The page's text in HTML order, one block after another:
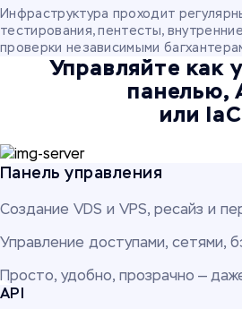
Инфраструктура проходит
тестирования, пентесты,
проверки независимыми
Управляйте как
панелью,
или IaC
Панель управления
Создание VDS и VPS, ресайз и
Управление доступами, сетями,
Просто, удобно, прозрачно —
API